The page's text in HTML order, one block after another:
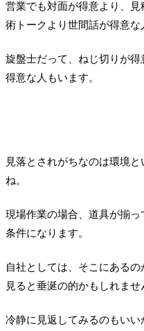
営業でも対面が得意より、
術トークより世間話が得意な
旋盤士だって、ねじ切りが
得意な人もいます。
見落とされがちなのは環境
ね。
現場作業の場合、道具が揃
条件になります。
自社としては、そこにある
見ると垂涎の的かもしれませ
冷静に見返してみるのもいい